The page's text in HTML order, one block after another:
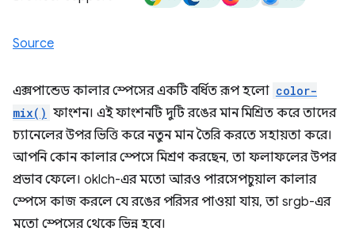
Source
এক্সপান্ডেড কালার স্পেসের একটি বর্ধিত রূপ হলো color-
mix() ফাংশন। এই ফাংশনটি দুটি রঙের মান মিশ্রিত করে তাদের
চ্যানেলের উপর ভিত্তি করে নতুন মান তৈরি করতে সহায়তা করে।
আপনি কোন কালার স্পেসে মিশ্রণ করছেন, তা ফলাফলের উপর
প্রভাব ফেলে। oklch-এর মতো আরও পারসেপচুয়াল কালার
স্পেসে কাজ করলে যে রঙের পরিসর পাওয়া যায়, তা srgb-এর
মতো স্পেসের থেকে ভিন্ন হবে।